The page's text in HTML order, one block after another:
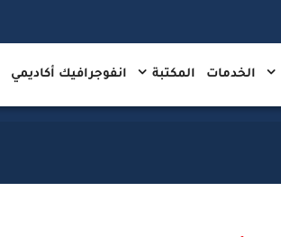
الخدمات المكتبة انفوجرافيك أكاديمي